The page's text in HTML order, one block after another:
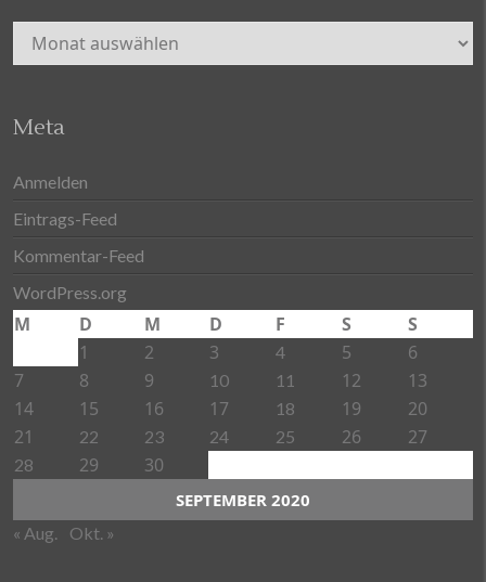
Archiv
Meta
Anmelden
Eintrags-Feed
Kommentar-Feed
WordPress.org
SEPTEMBER 2020
M D M D F S
S
1
2 3 4 5
6
7
8 9 10 11 12
13
14
15 16 17 18 19
20
21
22 23 24 25 26 27
28 29 30
« Aug. Okt. »